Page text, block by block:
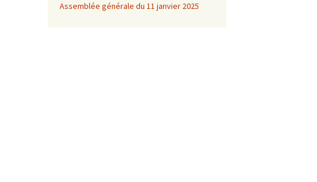
Assemblée générale du 11 janvier 2025